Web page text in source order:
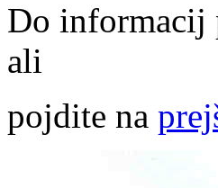
Do informacij
ali
pojdite na